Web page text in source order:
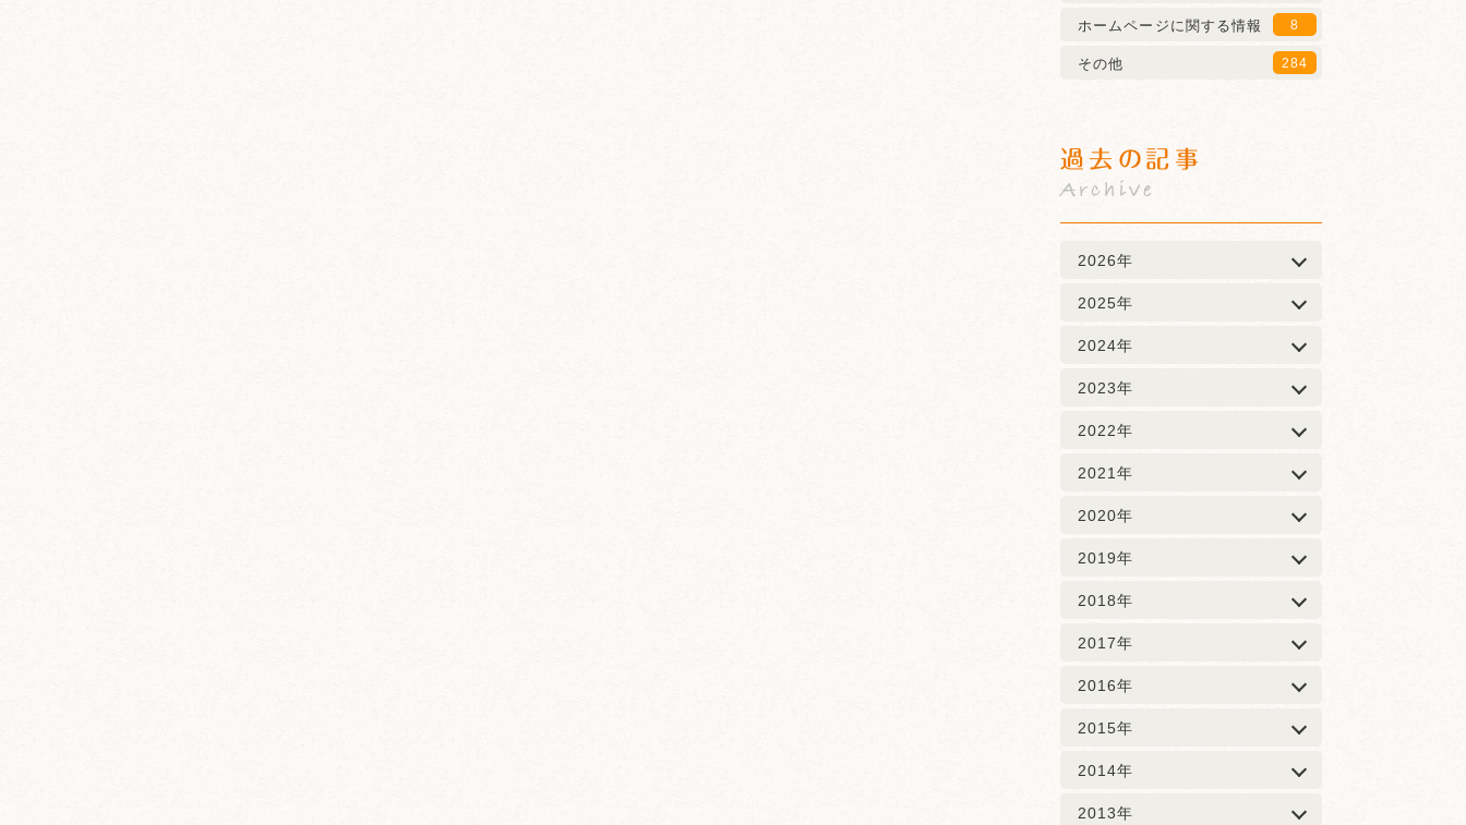
ホームページに関する情報
8
その他 284
過去の記事
Archive
2026年
2025年
2024年
2023年
2022年
2021年
2020年
2019年
2018年
2017年
2016年
2015年
2014年
2013年